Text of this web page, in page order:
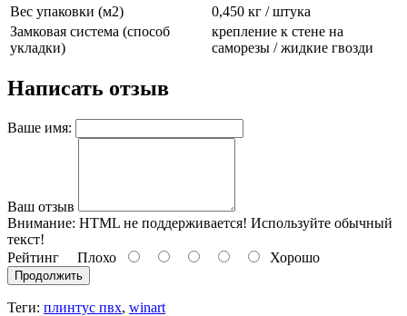
Вес упаковки (м2)
0,450 кг / штука
Замковая система (способ
укладки)
крепление к стене на
саморезы / жидкие гвозди
Написать отзыв
Ваше имя:
Ваш отзыв
Внимание: HTML не поддерживается! Используйте обычный
текст!
Рейтинг Плохо Хорошо
Продолжить
Теги: плинтус пвх, winart